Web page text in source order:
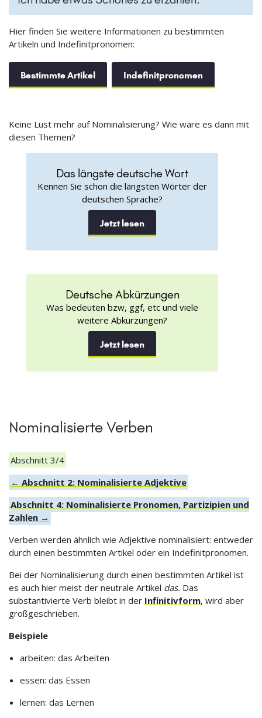
Hier finden Sie weitere Informationen zu bestimmten
Artikeln und Indefinitpronomen:
Bestimmte Artikel Indefinitpronomen
Keine Lust mehr auf Nominalisierung? Wie wäre es dann mit
diesen Themen?
Das längste deutsche Wort
Kennen Sie schon die längsten Wörter der
deutschen Sprache?
Jetzt lesen
Deutsche Abkürzungen
Was bedeuten bzw, ggf, etc und viele
weitere Abkürzungen?
Jetzt lesen
Nominalisierte Verben
Abschnitt 3/4
← Abschnitt 2: Nominalisierte Adjektive
Abschnitt 4: Nominalisierte Pronomen, Partizipien und
Zahlen →
Verben werden ähnlich wie Adjektive nominalisiert: entweder
durch einen bestimmten Artikel oder ein Indefinitpronomen.
Bei der Nominalisierung durch einen bestimmten Artikel ist
es auch hier meist der neutrale Artikel das. Das
substantivierte Verb bleibt in der Infinitivform, wird aber
großgeschrieben.
Beispiele
arbeiten: das Arbeiten
essen: das Essen
lernen: das Lernen